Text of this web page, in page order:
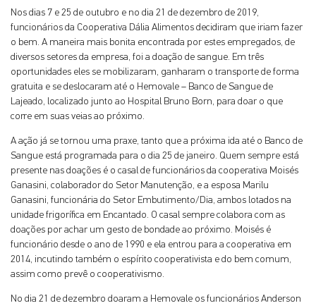
Nos dias 7 e 25 de outubro e no dia 21 de dezembro de 2019,
funcionários da Cooperativa Dália Alimentos decidiram que iriam fazer
o bem. A maneira mais bonita encontrada por estes empregados, de
diversos setores da empresa, foi a doação de sangue. Em três
oportunidades eles se mobilizaram, ganharam o transporte de forma
gratuita e se deslocaram até o Hemovale – Banco de Sangue de
Lajeado, localizado junto ao Hospital Bruno Born, para doar o que
corre em suas veias ao próximo.
A ação já se tornou uma praxe, tanto que a próxima ida até o Banco de
Sangue está programada para o dia 25 de janeiro. Quem sempre está
presente nas doações é o casal de funcionários da cooperativa Moisés
Ganasini, colaborador do Setor Manutenção, e a esposa Marilu
Ganasini, funcionária do Setor Embutimento/Dia, ambos lotados na
unidade frigorífica em Encantado. O casal sempre colabora com as
doações por achar um gesto de bondade ao próximo. Moisés é
funcionário desde o ano de 1990 e ela entrou para a cooperativa em
2014, incutindo também o espírito cooperativista e do bem comum,
assim como prevê o cooperativismo.
No dia 21 de dezembro doaram a Hemovale os funcionários Anderson